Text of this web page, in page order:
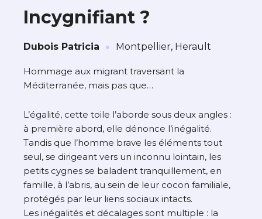
À propos de cette œuvre
L’artiste assume l’entière responsabilité
de cette annonce ainsi que la vente et
Lieu où se trouve l’œuvre originale :
Montpellier, Herault
Incygnifiant ?
Dubois Patricia · Montpellier, Herault
Hommage aux migrant traversant la
Méditerranée, mais pas que…
L’égalité, cette toile l’aborde sous deux angles :
à première abord, elle dénonce l’inégalité.
Tandis que l’homme brave les éléments tout
seul, se dirigeant vers un inconnu lointain, les
petits cygnes se baladent tranquillement, en
famille, à l’abris, au sein de leur cocon familiale,
protégés par leur liens sociaux intacts.
Les inégalités et décalages sont multiple : la